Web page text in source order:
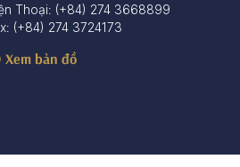
Thoại: (+84) 274 3668899
(+84) 274 3724173
Xem bản đồ